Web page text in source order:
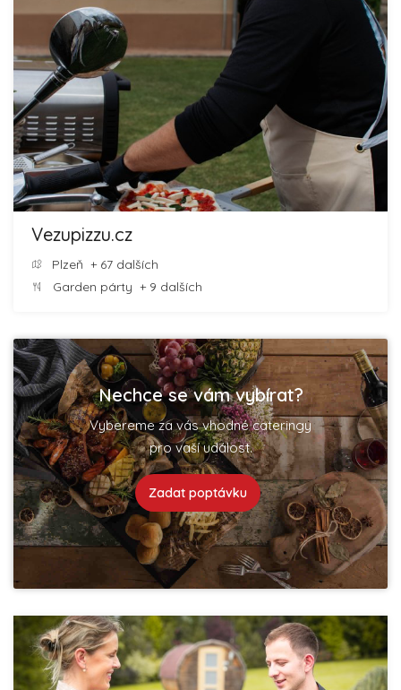
Vezupizzu.cz
Plzeň + 67 dalších
Garden párty + 9 dalších
Nechce se vám vybírat?
Vybereme za vás vhodné cateringy
pro vaší událost.
Zadat poptávku